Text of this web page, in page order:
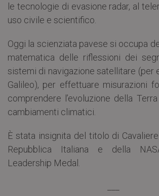
le tecnologie di evasione radar, al
uso civile e scientifico.
Oggi la scienziata pavese si occupa
matematica delle riflessioni dei
sistemi di navigazione satellitare (per
Galileo), per effettuare misurazioni
comprendere l’evoluzione della
cambiamenti climatici.
È stata insignita del titolo di
Repubblica Italiana e della
Leadership Medal.